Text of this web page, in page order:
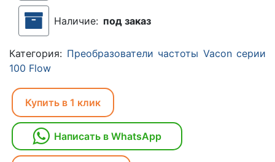
Наличие: под заказ
Категория: Преобразователи частоты Vacon серии
100 Flow
Купить в 1 клик
Написать в WhatsApp